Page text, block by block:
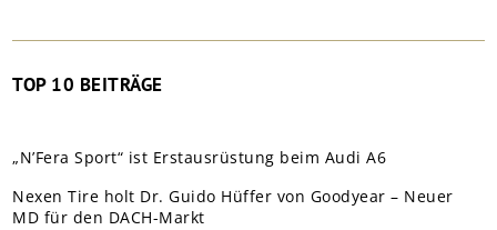
TOP 10 BEITRÄGE
„N’Fera Sport“ ist Erstausrüstung beim Audi A6
Nexen Tire holt Dr. Guido Hüffer von Goodyear – Neuer
MD für den DACH-Markt